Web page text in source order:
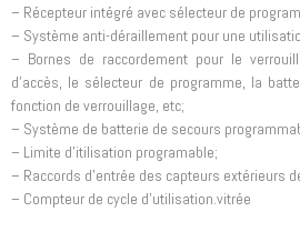
– Récepteur intégré avec sélecteur de
– Système anti-déraillement pour une
– Bornes de raccordement pour le
d’accès, le sélecteur de programme, la
fonction de verrouillage, etc;
– Système de batterie de secours
– Limite d’itilisation programable;
– Raccords d’entrée des capteurs extérieurs
– Compteur de cycle d’utilisation.vitrée